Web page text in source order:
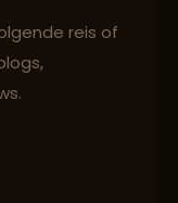
reis of